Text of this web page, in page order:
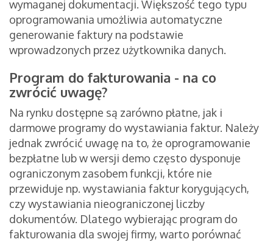
wymaganej dokumentacji. Większość tego typu
oprogramowania umożliwia automatyczne
generowanie faktury na podstawie
wprowadzonych przez użytkownika danych.
Program do fakturowania - na co
zwrócić uwagę?
Na rynku dostępne są zarówno płatne, jak i
darmowe programy do wystawiania faktur. Należy
jednak zwrócić uwagę na to, że oprogramowanie
bezpłatne lub w wersji demo często dysponuje
ograniczonym zasobem funkcji, które nie
przewiduje np. wystawiania faktur korygujących,
czy wystawiania nieograniczonej liczby
dokumentów. Dlatego wybierając program do
fakturowania dla swojej firmy, warto porównać